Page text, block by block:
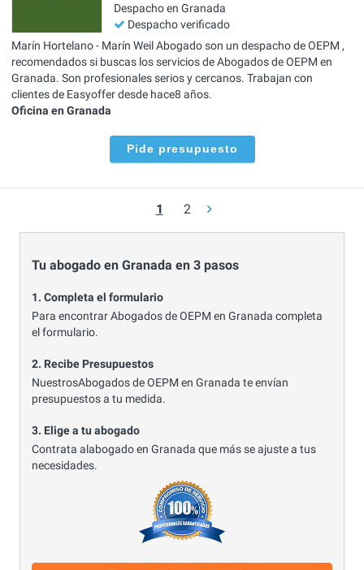
Despacho en Granada
Despacho verificado
Marín Hortelano - Marín Weil Abogado son un despacho de OEPM ,
recomendados si buscas los servicios de Abogados de OEPM en
Granada. Son profesionales serios y cercanos. Trabajan con
clientes de Easyoffer desde hace8 años.
Oficina en Granada
Pide presupuesto
1 2
Tu abogado en Granada en 3 pasos
1. Completa el formulario
Para encontrar Abogados de OEPM en Granada completa
el formulario.
2. Recibe Presupuestos
NuestrosAbogados de OEPM en Granada te envían
presupuestos a tu medida.
3. Elige a tu abogado
Contrata alabogado en Granada que más se ajuste a tus
necesidades.